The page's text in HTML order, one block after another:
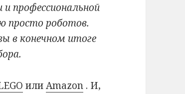
профессиональной
просто роботов.
в конечном итоге
илиAmazon . И,